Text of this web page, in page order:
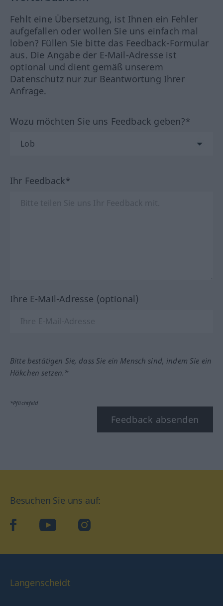
Fehlt eine Übersetzung, ist Ihnen ein Fehler
aufgefallen oder wollen Sie uns einfach mal
loben? Füllen Sie bitte das Feedback-Formular
aus. Die Angabe der E-Mail-Adresse ist
optional und dient gemäß unserem
Datenschutz nur zur Beantwortung Ihrer
Anfrage.
Wozu möchten Sie uns Feedback geben?*
Ihr Feedback*
Ihre E-Mail-Adresse (optional)
Bitte bestätigen Sie, dass Sie ein Mensch sind, indem Sie ein
Häkchen setzen.*
*Pflichtfeld
Feedback absenden
Besuchen Sie uns auf:
facebookYouTube Instagram
Langenscheidt